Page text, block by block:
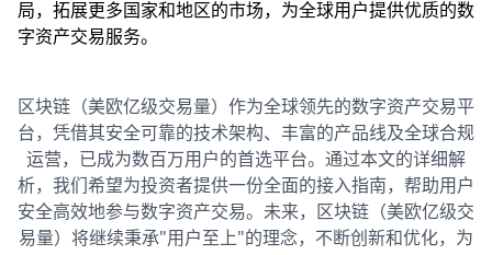
局，拓展更多国家和地区的市场，为全球用户提供优质的数
字资产交易服务。
区块链（美欧亿级交易量）作为全球领先的数字资产交易平
台，凭借其安全可靠的技术架构、丰富的产品线及全球合规
运营，已成为数百万用户的首选平台。通过本文的详细解
析，我们希望为投资者提供一份全面的接入指南，帮助用户
安全高效地参与数字资产交易。未来，区块链（美欧亿级交
易量）将继续秉承"用户至上"的理念，不断创新和优化，为